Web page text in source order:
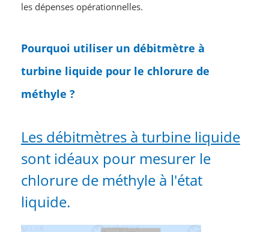
les dépenses opérationnelles.
Pourquoi utiliser un débitmètre à
turbine liquide pour le chlorure de
méthyle ?
Les débitmètres à turbine liquide
sont idéaux pour mesurer le
chlorure de méthyle à l'état
liquide.